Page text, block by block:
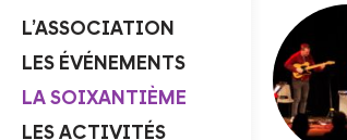
L’ASSOCIATION
LES ÉVÉNEMENTS
LA SOIXANTIÈME
LES ACTIVITÉS